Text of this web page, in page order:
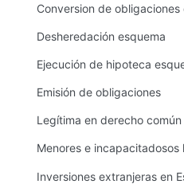
Conversion de obligaciones
Desheredación esquema
Ejecución de hipoteca
Emisión de obligaciones
Legítima en derecho común
Menores e incapacitadosos
Inversiones extranjeras en